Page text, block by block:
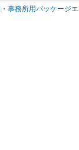
事務所用パッケージ